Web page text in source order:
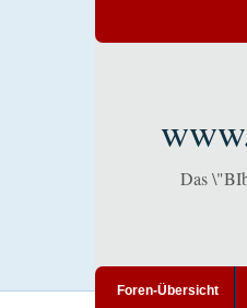
Das
Foren-Übersicht